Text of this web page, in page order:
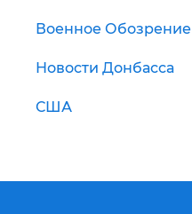
Военное Обозрение
Новости Донбасса
США